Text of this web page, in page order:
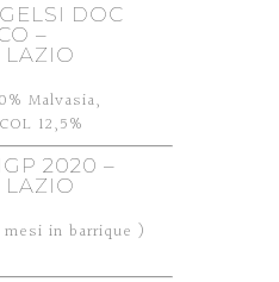
DOC
–
LAZIO
Malvasia,
12,5%
2020 –
LAZIO
in barrique )